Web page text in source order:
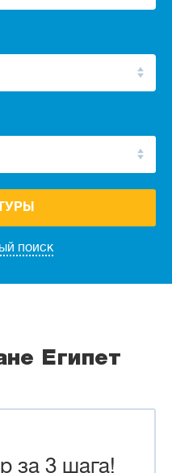
поиск
Египет
за 3 шага!